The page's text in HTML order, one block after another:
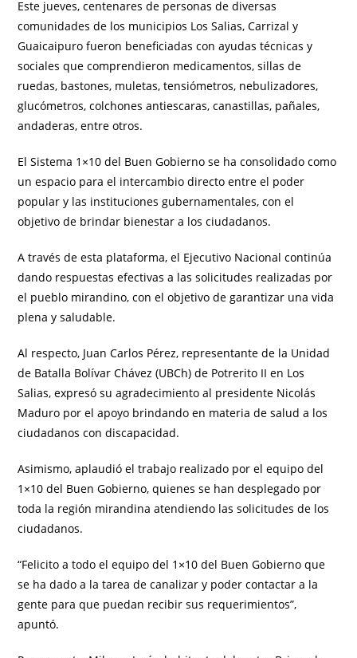
Este jueves, centenares de personas de diversas
comunidades de los municipios Los Salias, Carrizal y
Guaicaipuro fueron beneficiadas con ayudas técnicas y
sociales que comprendieron medicamentos, sillas de
ruedas, bastones, muletas, tensiómetros, nebulizadores,
glucómetros, colchones antiescaras, canastillas, pañales,
andaderas, entre otros.
El Sistema 1×10 del Buen Gobierno se ha consolidado como
un espacio para el intercambio directo entre el poder
popular y las instituciones gubernamentales, con el
objetivo de brindar bienestar a los ciudadanos.
A través de esta plataforma, el Ejecutivo Nacional continúa
dando respuestas efectivas a las solicitudes realizadas por
el pueblo mirandino, con el objetivo de garantizar una vida
plena y saludable.
Al respecto, Juan Carlos Pérez, representante de la Unidad
de Batalla Bolívar Chávez (UBCh) de Potrerito II en Los
Salias, expresó su agradecimiento al presidente Nicolás
Maduro por el apoyo brindando en materia de salud a los
ciudadanos con discapacidad.
Asimismo, aplaudió el trabajo realizado por el equipo del
1×10 del Buen Gobierno, quienes se han desplegado por
toda la región mirandina atendiendo las solicitudes de los
ciudadanos.
“Felicito a todo el equipo del 1×10 del Buen Gobierno que
se ha dado a la tarea de canalizar y poder contactar a la
gente para que puedan recibir sus requerimientos”,
apuntó.